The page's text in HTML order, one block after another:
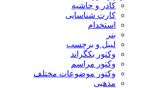
کادر و حاشیه
کارت شناسایی
استخدام
بنر
لیبل و برچسب
وکتور بکگراند
وکتور مراسم
وکتور موضوعات مختلف
مذهبی